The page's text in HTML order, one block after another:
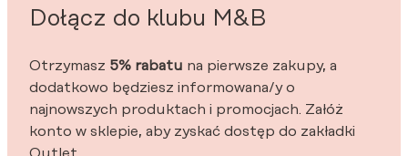
Dołącz do klubu M&B
Otrzymasz 5% rabatu na pierwsze zakupy, a
dodatkowo będziesz informowana/y o
najnowszych produktach i promocjach. Załóż
konto w sklepie, aby zyskać dostęp do zakładki